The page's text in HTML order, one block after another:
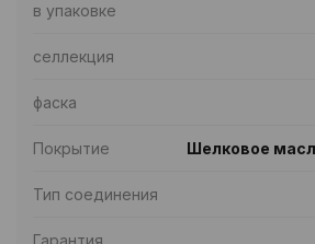
в упаковке
селлекция
фаска
Покрытие Шелковое
Тип соединения
Гарантия